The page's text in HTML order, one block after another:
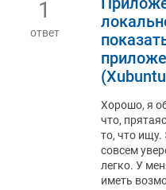
1
ответ
Хорошо, я
что,
то, что ищу.
совсем
легко. У
иметь